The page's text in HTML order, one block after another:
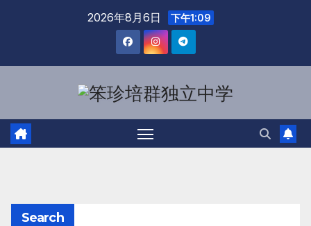
2026年8月6日 下午1:09
Search